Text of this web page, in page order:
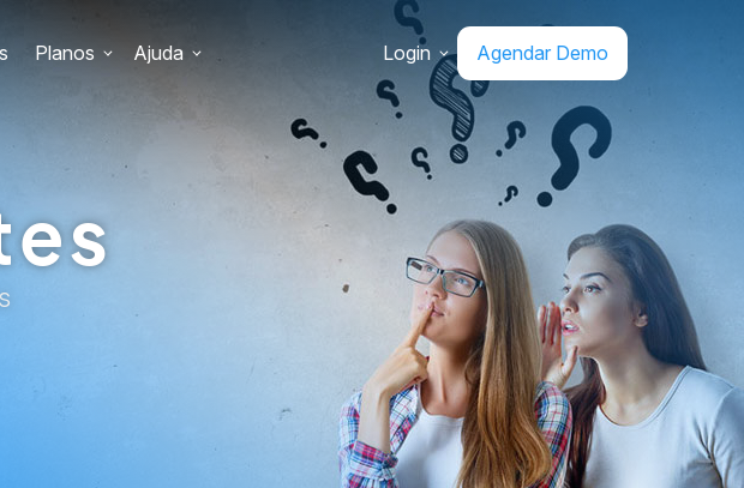
Planos Ajuda Login Agendar Demo